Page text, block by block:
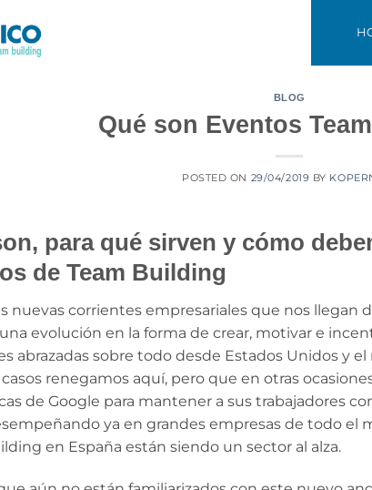
BLOG
Qué son Eventos
POSTED ON 29/04/2019 BY
para qué sirven y cómo
de Team Building
nuevas corrientes empresariales que nos llegan
evolución en la forma de crear, motivar e
abrazadas sobre todo desde Estados Unidos y
renegamos aquí, pero que en otras
de Google para mantener a sus trabajadores
ya en grandes empresas de todo el
en España están siendo un sector al alza.